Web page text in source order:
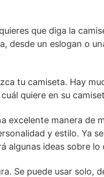
que diga la
desde un eslogan o
tu camiseta. Hay
quiere en su
excelente manera de
y estilo. Ya
ideas sobre
Se puede usar solo,